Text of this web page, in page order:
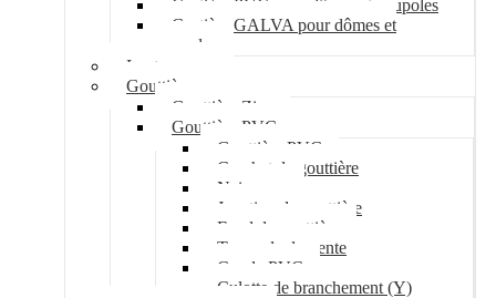
Costière PVC pour dômes et coupoles
Costière GALVA pour dômes et
coupoles
Lanterneau
Gouttière
Gouttière Zinc
Gouttière PVC
Gouttière PVC
Crochet de gouttière
Naissance
Jonction de gouttière
Fond de gouttière
Tuyau de descente
Coude PVC
Culotte de branchement (Y)